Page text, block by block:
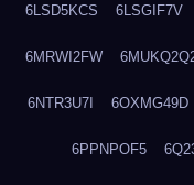
6LSD5KCS 6LSGIF7V
6MRWI2FW
6NTR3U7I 6OXMG49D
6PPNPOF5